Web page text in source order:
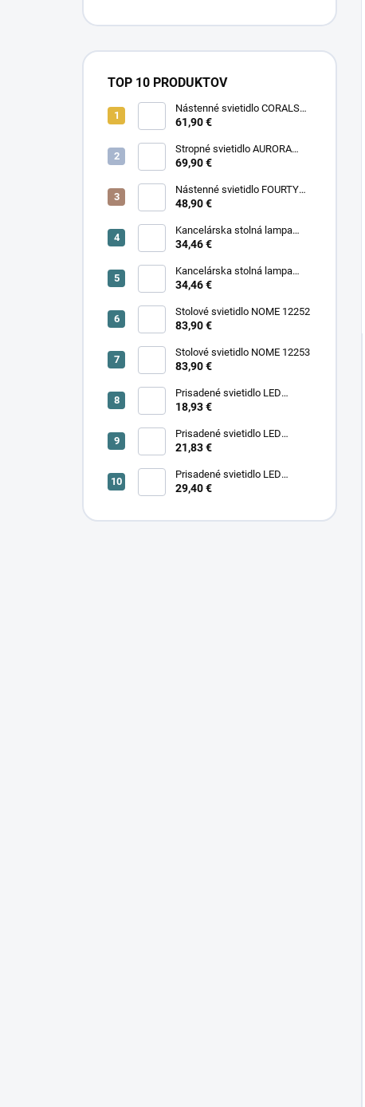
TOP 10 PRODUKTOV
Nástenné svietidlo CORALS
11977
61,90 €
Stropné svietidlo AURORA
11971
69,90 €
Nástenné svietidlo FOURTY
WALL S 10888
48,90 €
Kancelárska stolná lampa
PIXA KT-40-GR BL 90420
34,46 €
Kancelárska stolná lampa
PIXA KT-40-BE 90419
34,46 €
Stolové svietidlo NOME 12252
83,90 €
Stolové svietidlo NOME 12253
83,90 €
Prisadené svietidlo LED
18,93 €
Prisadené svietidlo LED
SONOR CCT UP 6W B 24365
21,83 €
Prisadené svietidlo LED
29,40 €